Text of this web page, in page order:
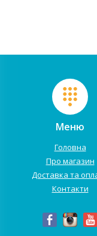
Меню
Головна
Про магазин
Доставка та
Контакти